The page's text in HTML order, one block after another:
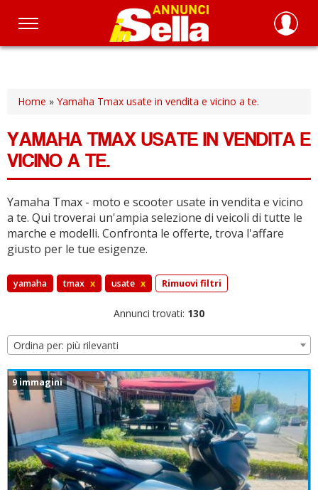
Salta
principale
Home » Yamaha Tmax usate in vendita e vicino a te.
YAMAHA TMAX USATE IN VENDITA E
VICINO A TE.
Yamaha Tmax - moto e scooter usate in vendita e vicino
a te. Qui troverai un'ampia selezione di veicoli di tutte le
marche e modelli. Confronta le offerte, trova l'affare
giusto per le tue esigenze.
yamaha tmax x usate x Rimuovi filtri
Annunci trovati: 130
Ordina per: più rilevanti
9 immagini